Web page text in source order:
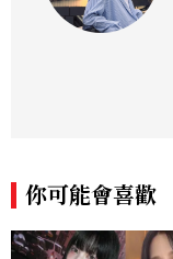
你可能會喜歡